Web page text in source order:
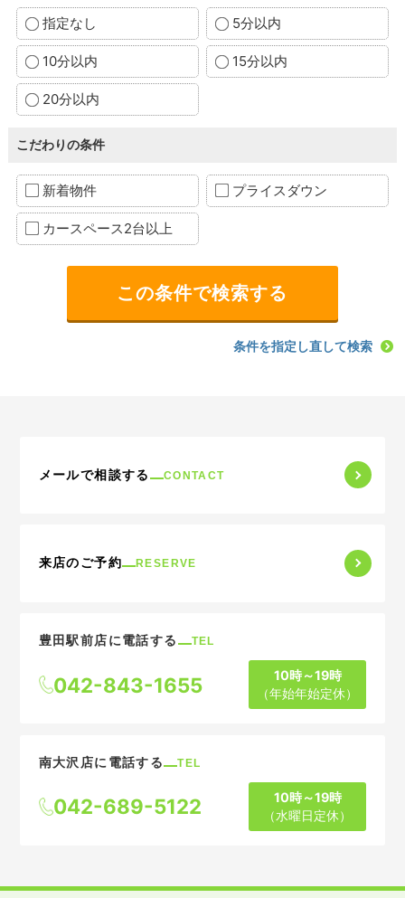
指定なし 5分以内
10分以内 15分以内
20分以内
こだわりの条件
新着物件 プライスダウン
カースペース2台以上
条件を指定し直して検索
メールで相談する CONTACT
来店のご予約 RESERVE
豊田駅前店に電話する TEL
042-843-1655
10時～19時
（年始年始定休）
南大沢店に電話する TEL
042-689-5122
10時～19時
（水曜日定休）